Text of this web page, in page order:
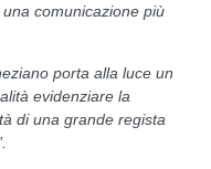
comunicazione più
porta alla luce un
evidenziare la
di una grande regista